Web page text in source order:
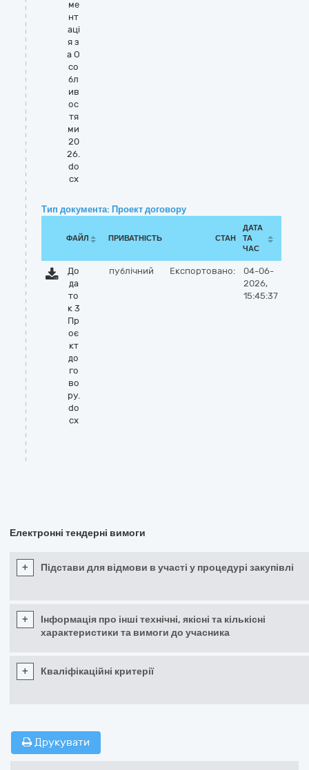
ме
нт
аці
я з
а О
со
бл
ив
ос
тя
ми
20
26.
do
cx
Тип документа: Проект договору
ФАЙЛ ПРИВАТНІСТЬ СТАН
ДАТА
ТА
ЧАС
До
да
то
к 3
Пр
оє
кт
до
го
во
ру.
do
cx
публічний Експортовано:
04-06-
2026,
15:45:37
Електронні тендерні вимоги
+ Підстави для відмови в участі у процедурі закупівлі
+
Інформація про інші технічні, якісні та кількісні
характеристики та вимоги до учасника
+ Кваліфікаційні критерії
Друкувати